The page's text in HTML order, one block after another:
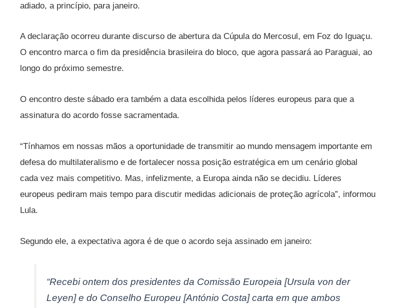
adiado, a princípio, para janeiro.
A declaração ocorreu durante discurso de abertura da Cúpula do Mercosul, em Foz do Iguaçu.
O encontro marca o fim da presidência brasileira do bloco, que agora passará ao Paraguai, ao
longo do próximo semestre.
O encontro deste sábado era também a data escolhida pelos líderes europeus para que a
assinatura do acordo fosse sacramentada.
“Tínhamos em nossas mãos a oportunidade de transmitir ao mundo mensagem importante em
defesa do multilateralismo e de fortalecer nossa posição estratégica em um cenário global
cada vez mais competitivo. Mas, infelizmente, a Europa ainda não se decidiu. Líderes
europeus pediram mais tempo para discutir medidas adicionais de proteção agrícola”, informou
Lula.
Segundo ele, a expectativa agora é de que o acordo seja assinado em janeiro:
“Recebi ontem dos presidentes da Comissão Europeia [Ursula von der
Leyen] e do Conselho Europeu [António Costa] carta em que ambos